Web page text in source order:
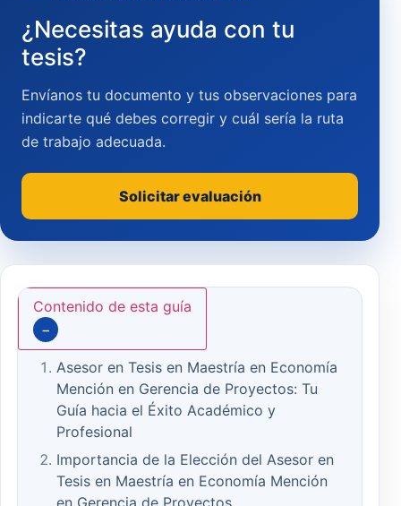
Contenido de esta guía
−
Asesor en Tesis en Maestría en Economía
Mención en Gerencia de Proyectos: Tu
Guía hacia el Éxito Académico y
Profesional
Importancia de la Elección del Asesor en
Tesis en Maestría en Economía Mención
en Gerencia de Proyectos
¿Necesitas ayuda con tu
tesis?
Envíanos tu documento y tus observaciones para
indicarte qué debes corregir y cuál sería la ruta
de trabajo adecuada.
Solicitar evaluación